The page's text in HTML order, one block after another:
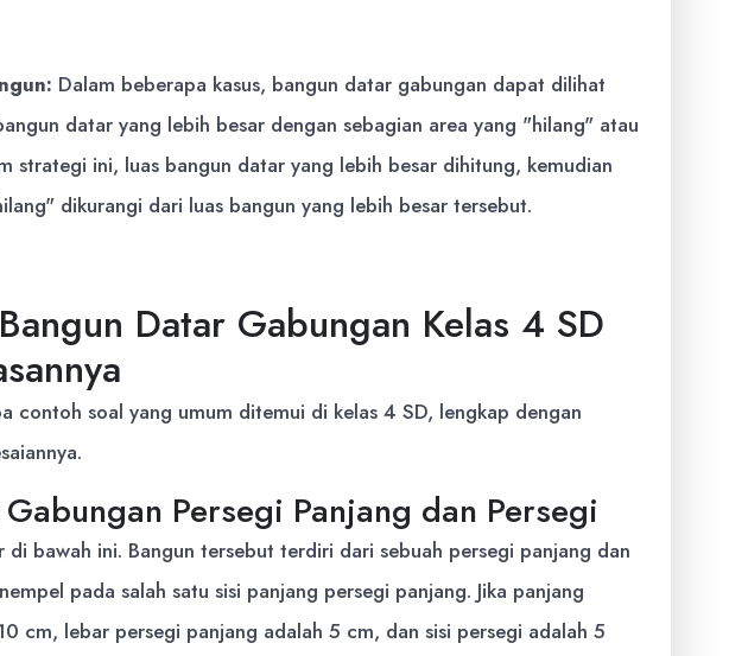
Dalam beberapa kasus, bangun datar gabungan dapat dilihat
datar yang lebih besar dengan sebagian area yang "hilang" atau
strategi ini, luas bangun datar yang lebih besar dihitung, kemudian
dikurangi dari luas bangun yang lebih besar tersebut.
Datar Gabungan Kelas 4 SD
contoh soal yang umum ditemui di kelas 4 SD, lengkap dengan
Persegi Panjang dan Persegi
di bawah ini. Bangun tersebut terdiri dari sebuah persegi panjang dan
pada salah satu sisi panjang persegi panjang. Jika panjang
cm, lebar persegi panjang adalah 5 cm, dan sisi persegi adalah 5